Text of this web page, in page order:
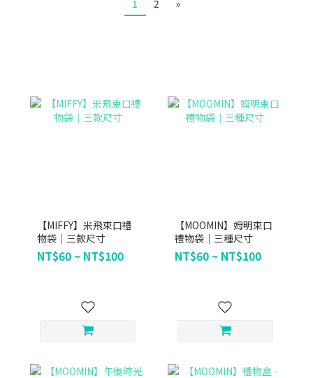
1 2 »
【MIFFY】米飛束口禮
物袋｜三款尺寸
NT$60 ~ NT$100
【MOOMIN】姆明束口
禮物袋｜三種尺寸
NT$60 ~ NT$100